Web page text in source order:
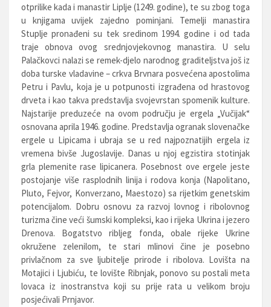
otprilike kada i manastir Liplje (1249. godine), te su zbog toga
u knjigama uvijek zajedno pominjani. Temelji manastira
Stuplje pronađeni su tek sredinom 1994. godine i od tada
traje obnova ovog srednjovjekovnog manastira. U selu
Palačkovci nalazi se remek-djelo narodnog graditeljstva još iz
doba turske vladavine – crkva Brvnara posvećena apostolima
Petru i Pavlu, koja je u potpunosti izgrađena od hrastovog
drveta i kao takva predstavlja svojevrstan spomenik kulture.
Najstarije preduzeće na ovom području je ergela „Vučijak“
osnovana aprila 1946. godine. Predstavlja ogranak slovenačke
ergele u Lipicama i ubraja se u red najpoznatijih ergela iz
vremena bivše Jugoslavije. Danas u njoj egzistira stotinjak
grla plemenite rase lipicanera. Posebnost ove ergele jeste
postojanje više rasplodnih linija i rodova konja (Napolitano,
Pluto, Fejvor, Konverzano, Maestozo) sa rijetkim genetskim
potencijalom. Dobru osnovu za razvoj lovnog i ribolovnog
turizma čine veći šumski kompleksi, kao i rijeka Ukrina i jezero
Drenova. Bogatstvo ribljeg fonda, obale rijeke Ukrine
okružene zelenilom, te stari mlinovi čine je posebno
privlačnom za sve ljubitelje prirode i ribolova. Lovišta na
Motajici i Ljubiću, te lovište Ribnjak, ponovo su postali meta
lovaca iz inostranstva koji su prije rata u velikom broju
posjećivali Prnjavor.